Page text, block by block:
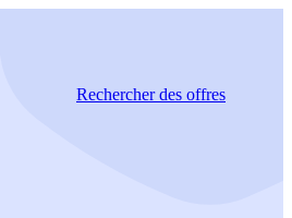
Rechercherdes offres